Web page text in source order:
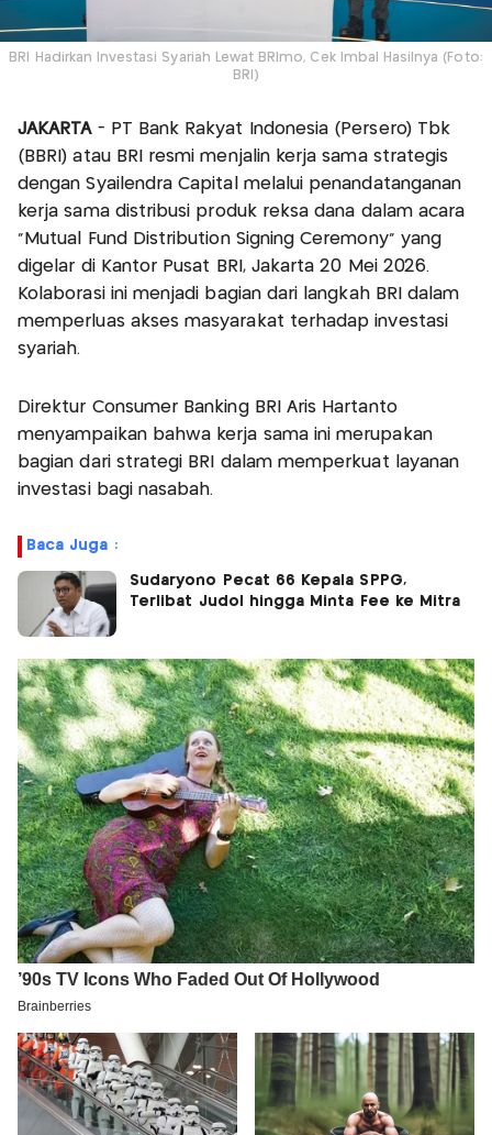
BRI Hadirkan Investasi Syariah Lewat BRImo, Cek Imbal Hasilnya (Foto:
BRI)
JAKARTA - PT Bank Rakyat Indonesia (Persero) Tbk
(BBRI) atau BRI resmi menjalin kerja sama strategis
dengan Syailendra Capital melalui penandatanganan
kerja sama distribusi produk reksa dana dalam acara
“Mutual Fund Distribution Signing Ceremony” yang
digelar di Kantor Pusat BRI, Jakarta 20 Mei 2026.
Kolaborasi ini menjadi bagian dari langkah BRI dalam
memperluas akses masyarakat terhadap investasi
syariah.
Direktur Consumer Banking BRI Aris Hartanto
menyampaikan bahwa kerja sama ini merupakan
bagian dari strategi BRI dalam memperkuat layanan
investasi bagi nasabah.
Baca Juga :
Sudaryono Pecat 66 Kepala SPPG,
Terlibat Judol hingga Minta Fee ke Mitra